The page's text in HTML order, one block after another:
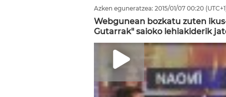
Azken eguneratzea: 2015/01/07 00:20
Webgunean bozkatu zuten
Gutarrak" saioko lehiakiderik